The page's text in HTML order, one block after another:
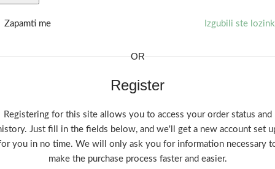
Izgubili ste
Zapamti me
OR
Register
Registering for this site allows you to access your order status and
Just fill in the fields below, and we'll get a new account set
you in no time. We will only ask you for information necessary
make the purchase process faster and easier.